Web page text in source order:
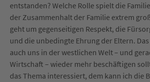
entstanden? Welche Rolle spielt die
der Zusammenhalt der Familie extrem
geht um gegenseitigen Respekt, die
und die unbedingte Ehrung der Eltern.
auch uns in der westlichen Welt – und
Wirtschaft – wieder mehr beschäftigen
das Thema interessiert, dem kann ich die